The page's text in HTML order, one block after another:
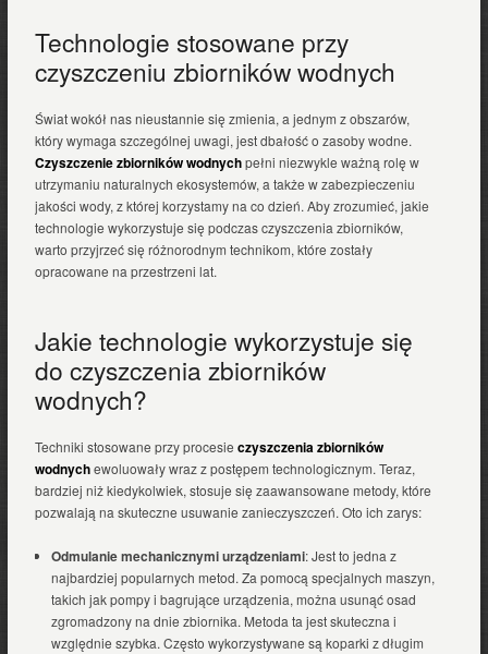
Technologie stosowane przy
czyszczeniu zbiorników wodnych
Świat wokół nas nieustannie się zmienia, a jednym z obszarów,
który wymaga szczególnej uwagi, jest dbałość o zasoby wodne.
Czyszczenie zbiorników wodnychpełni niezwykle ważną rolę w
utrzymaniu naturalnych ekosystemów, a także w zabezpieczeniu
jakości wody, z której korzystamy na co dzień. Aby zrozumieć, jakie
technologie wykorzystuje się podczas czyszczenia zbiorników,
warto przyjrzeć się różnorodnym technikom, które zostały
opracowane na przestrzeni lat.
Jakie technologie wykorzystuje się
do czyszczenia zbiorników
wodnych?
Techniki stosowane przy procesie czyszczenia zbiorników
wodnychewoluowały wraz z postępem technologicznym. Teraz,
bardziej niż kiedykolwiek, stosuje się zaawansowane metody, które
pozwalają na skuteczne usuwanie zanieczyszczeń. Oto ich zarys:
Odmulanie mechanicznymi urządzeniami: Jest to jedna z
najbardziej popularnych metod. Za pomocą specjalnych maszyn,
takich jak pompy i bagrujące urządzenia, można usunąć osad
zgromadzony na dnie zbiornika. Metoda ta jest skuteczna i
względnie szybka. Często wykorzystywane są koparki z długim